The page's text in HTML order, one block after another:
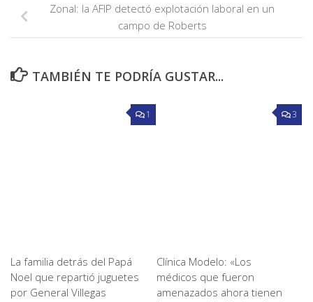
Zonal: la AFIP detectó explotación laboral en un
campo de Roberts
TAMBIÉN TE PODRÍA GUSTAR...
1
La familia detrás del Papá
Noel que repartió juguetes
por General Villegas
3
Clínica Modelo: «Los
médicos que fueron
amenazados ahora tienen